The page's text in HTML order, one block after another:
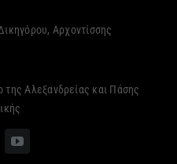
Αρχοντίσσης
Αλεξανδρείας και Πάσης